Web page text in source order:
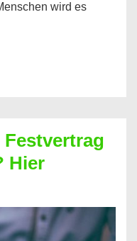
wird es
Hier